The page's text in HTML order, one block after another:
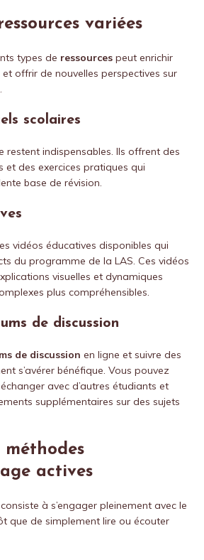
variées
types de ressources peut enrichir
offrir de nouvelles perspectives sur
scolaires
restent indispensables. Ils offrent des
et des exercices pratiques qui
base de révision.
vidéos éducatives disponibles qui
du programme de la LAS. Ces vidéos
visuelles et dynamiques
plus compréhensibles.
de discussion
de discussion en ligne et suivre des
s’avérer bénéfique. Vous pouvez
avec d’autres étudiants et
supplémentaires sur des sujets
actives
à s’engager pleinement avec le
que de simplement lire ou écouter